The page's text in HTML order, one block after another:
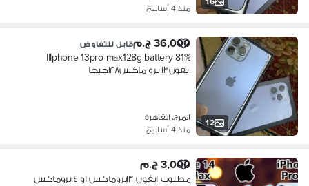
منذ 4 أسابيع
12
36,000 ج.م قابل للتفاوض
‏Iphone 13pro max128g battery 81%||
ايفون١٣ برو ماكس١٢٨جيجا
المرج، القاهرة
منذ 4 أسابيع
3,000 ج.م
مطلوب ايفون ١٣بروماكس او ١٤بروماكس